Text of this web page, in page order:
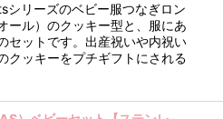
シリーズのベビー服つなぎロン
ール）のクッキー型と、服にあ
セットです。出産祝いや内祝い
クッキーをプチギフトにされる